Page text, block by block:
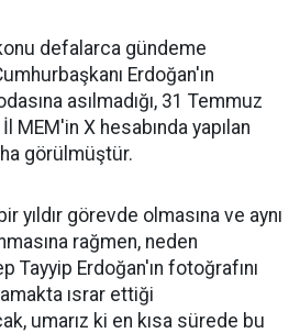
defalarca gündeme
Erdoğan'ın
asılmadığı, 31 Temmuz
MEM'in X hesabında yapılan
görülmüştür.
yıldır görevde olmasına ve aynı
rağmen, neden
Tayyip Erdoğan'ın fotoğrafını
ısrar ettiği
umarız ki en kısa sürede bu